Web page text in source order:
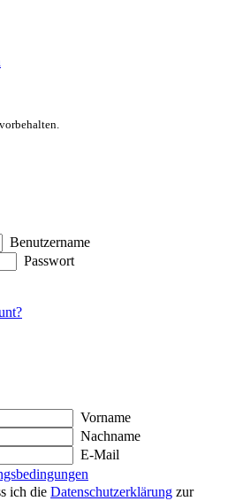
Benutzername
Passwort
Vorname
Nachname
E-Mail
ich die Datenschutzerklärung zur